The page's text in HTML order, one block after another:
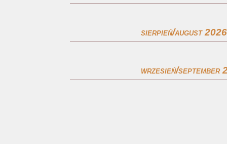
sierpień/august 2026
wrzesień/september